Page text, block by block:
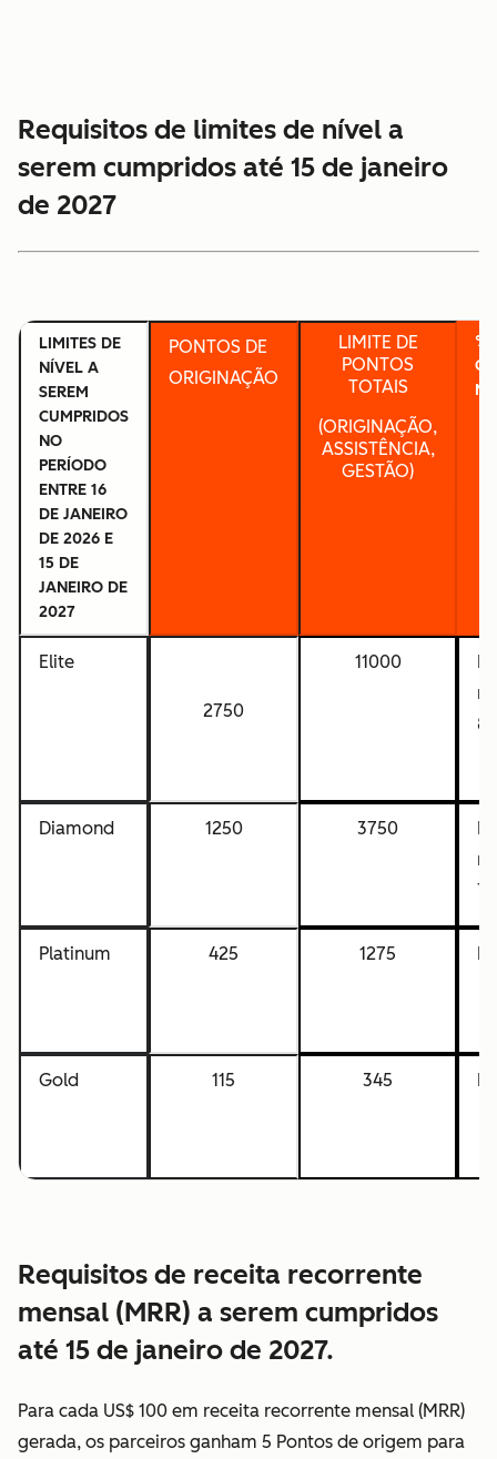
Requisitos de limites de nível a
serem cumpridos até 15 de janeiro
de 2027
LIMITES DE
NÍVEL A
SEREM
CUMPRIDOS
NO
PERÍODO
ENTRE 16
DE JANEIRO
DE 2026 E
15 DE
JANEIRO DE
2027
PONTOS DE
ORIGINAÇÃO
LIMITE DE
PONTOS
TOTAIS
(ORIGINAÇÃO,
ASSISTÊNCIA,
GESTÃO)
%
Elite
2750
11000
Diamond 1250 3750
Platinum 425 1275
Gold 115 345
Requisitos de receita recorrente
mensal (MRR) a serem cumpridos
até 15 de janeiro de 2027.
Para cada US$ 100 em receita recorrente mensal (MRR)
gerada, os parceiros ganham 5 Pontos de origem para